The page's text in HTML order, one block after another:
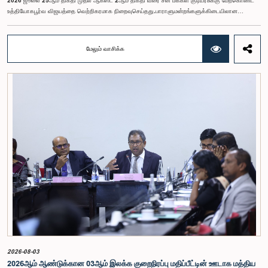
உத்தியோகபூர்வ விஜயத்தை வெற்றிகரமாக நிறைவுசெய்தது.பாராளுமன்றங்களுக்கிடையிலான
நோக்கங்களாக அமைந்தன.சீனாவுக்கு விஜயம் மேற்கொண்ட தூதுக் குழுவிற்கு கௌரவ மகளிர் மற்றும்
சிறுவர் அலுவல்கள் அமைச்சர் சரோஜா சாவித்திரி போல்ராஜ் அவர்கள் தலைமைதாங்கியதுடன், இதில்
கௌரவ பாராளுமன்ற உறுப்பினர்களான ரோஹிணி குமாரி விஜேரத்ன, ஓஷானி உமங்கா, சட்டத்தரணி
நிலந்தி கொட்டஹச்சி, எம்.ஏ.சி.எஸ். சதுரி கங்கானி, சட்டத்தரணி நிலுஷா லக்மாலி கமகே,
ஒழுங்குமரபு அலுவலகத்தின் பாராளுமன்ற உத்தியோகத்தர் லஹிரு பத்திரணகே ஆகியோரும்
இணைந்திருந்தனர். குவாங்டொங் மாகாணத்தின் ஷென்சென் மற்றும் குவாங்சோ நகரங்களுக்கு
இக்குழுவினர் விஜயம் மேற்கொண்டதுடன், உத்தியோகபூர்வ சந்திப்புகள், கல்விசார் அமர்வுகள், நிறுவன
ரீதியான விஜயங்கள் மற்றும் கலாசார நிகழ்வுகள் உள்ளடங்கிய விரிவான நிகழ்ச்சித்திட்டங்களிலும்
இவர்கள் பங்கேற்றனர். சீனாவின் அபிவிருத்தி அனுபவம், புத்தாக்கச் சூழல் மற்றும் ஆட்சி முறைகள்
தொடர்பில் நேரடி அறிவைப் பெற்றுக்கொள்வதற்கான பெறுமதிமிக்க வாய்ப்பையும் இந்நிகழ்ச்சித்திட்டம்
வழங்கியது.ஷென்சென் விசேட பொருளாதார வலயத்தின் குறிப்பிடத்தக்க மாற்றம் மற்றும் சீனாவின்
சீர்திருத்தம் மற்றும் திறந்த பொருளாதாரக் கொள்கை தொடர்பில் இடம்பெற்ற விரிவுரையிலும் இலங்கைத்
தூதுக் குழுவினர் பங்கேற்றனர். இங்கு, சீனாவின் பொருளாதார அபிவிருத்தி மூலோபாயம் தொடர்பான
முக்கியமான அனுபவங்களைப் பகிர்ந்துகொள்ள முடிந்தது.அத்துடன், Huawei Technologies,
Tencent, Mindray, BYD உள்ளிட்ட சர்வதேச ரீதியில் புகழ்பெற்ற பல நிறுவனங்கள் மற்றும் புத்தாக்க
நிலையங்களுக்கும் இவர்கள் விஜயம் செய்தனர். இதன்போது செயற்கை நுண்ணறிவு, டிஜிட்டல்
தொழில்நுட்பம், நவீன சுகாதாரப் பராமரிப்பு, நவீன விவசாயம், புதுப்பிக்கத்தக்க சக்தி மற்றும்
மேலும் வாசிக்க
2026-08-03
2026ஆம் ஆண்டுக்கான 03ஆம் இலக்க குறைநிரப்பு மதிப்பீட்டின் ஊடாக மத்திய